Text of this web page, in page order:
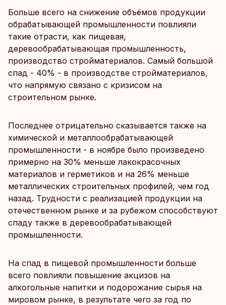
Больше всего на снижение объёмов продукции
обрабатывающей промышленности повлияли
такие отрасти, как пищевая,
деревообрабатывающая промышленность,
производство стройматериалов. Самый большой
спад - 40% - в производстве стройматериалов,
что напрямую связано с кризисом на
строительном рынке.
Последнее отрицательно сказывается также на
химической и металлообрабатывающей
промышленности - в ноябре было произведено
примерно на 30% меньше лакокрасочных
материалов и герметиков и на 26% меньше
металлических строительных профилей, чем год
назад. Трудности с реализацией продукции на
отечественном рынке и за рубежом способствуют
спаду также в деревообрабатывающей
промышленности.
На спад в пищевой промышленности больше
всего повлияли повышение акцизов на
алкогольные напитки и подорожание сырья на
мировом рынке, в результате чего за год по